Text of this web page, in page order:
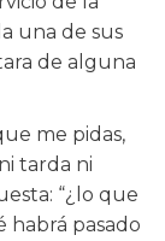
una de sus
de alguna
me pidas,
tarda ni
“¿lo que
habrá pasado